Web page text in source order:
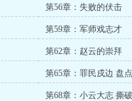
第56章：失败的伏击
第59章：军师戏志才
第62章：赵云的崇拜
第65章：罪民戍边 盘
第68章：小云大志 撕